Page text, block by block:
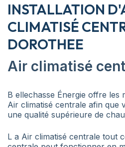
INSTALLATION
CLIMATISÉ
DOROTHEE
Air climatisé
B ellechasse Énergie offre les
Air climatisé centrale afin que
une qualité supérieure de
L a Air climatisé centrale tout